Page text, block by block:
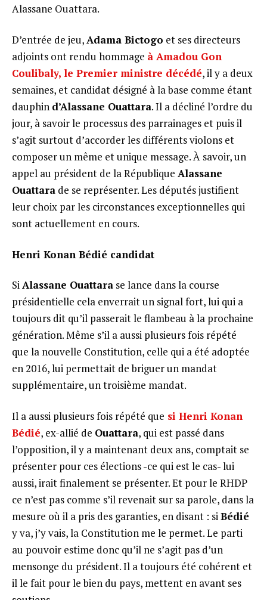
Alassane Ouattara.
D’entrée de jeu,Adama Bictogo et ses directeurs
adjoints ont rendu hommage à Amadou Gon
Coulibaly, le Premier ministre décédé, il y a deux
semaines, et candidat désigné à la base comme étant
dauphin d’Alassane Ouattara. Il a décliné l’ordre du
jour, à savoir le processus des parrainages et puis il
s’agit surtout d’accorder les différents violons et
composer un même et unique message. À savoir, un
appel au président de la République Alassane
Ouattara de se représenter. Les députés justifient
leur choix par les circonstances exceptionnelles qui
sont actuellement en cours.
Henri Konan Bédié candidat
SiAlassane Ouattara se lance dans la course
présidentielle cela enverrait un signal fort, lui qui a
toujours dit qu’il passerait le flambeau à la prochaine
génération. Même s’il a aussi plusieurs fois répété
que la nouvelle Constitution, celle qui a été adoptée
en 2016, lui permettait de briguer un mandat
supplémentaire, un troisième mandat.
Il a aussi plusieurs fois répété que si Henri Konan
Bédié, ex-allié de Ouattara, qui est passé dans
l’opposition, il y a maintenant deux ans, comptait se
présenter pour ces élections -ce qui est le cas- lui
aussi, irait finalement se présenter. Et pour le RHDP
ce n’est pas comme s’il revenait sur sa parole, dans la
mesure où il a pris des garanties, en disant : siBédié
y va, j’y vais, la Constitution me le permet. Le parti
au pouvoir estime donc qu’il ne s’agit pas d’un
mensonge du président. Il a toujours été cohérent et
il le fait pour le bien du pays, mettent en avant ses